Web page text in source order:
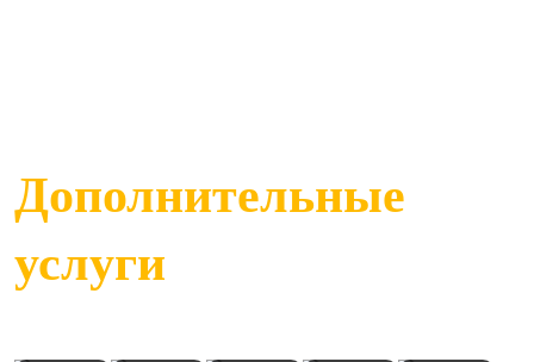
Дополнительные
услуги